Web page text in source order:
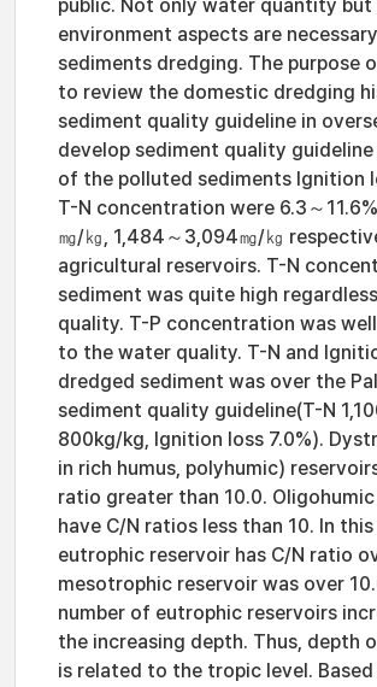
public. Not only water quantity but
environment aspects are
sediments dredging. The purpose
to review the domestic dredging
sediment quality guideline in
develop sediment quality
of the polluted sediments Ignition
T-N concentration were 6.3～
㎎/㎏, 1,484～3,094㎎/㎏
agricultural reservoirs. T-N
sediment was quite high
quality. T-P concentration was
to the water quality. T-N and
dredged sediment was over the
sediment quality guideline(T-N
800kg/kg, Ignition loss 7.0%).
in rich humus, polyhumic)
ratio greater than 10.0.
have C/N ratios less than 10. In
eutrophic reservoir has C/N ratio
mesotrophic reservoir was over
number of eutrophic reservoirs
the increasing depth. Thus, depth
is related to the tropic level.